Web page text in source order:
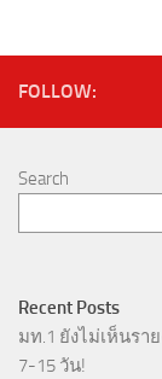
FOLLOW:
Search
Recent Posts
มท.1 ยังไม่เห็นรา
7-15 วัน!